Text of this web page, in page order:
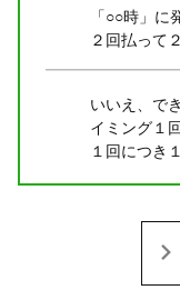
「○○時」
２回払って
いいえ、で
イミング１
１回につき